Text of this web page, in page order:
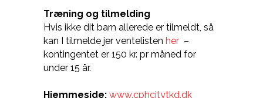
Træning og tilmelding
Hvis ikke dit barn allerede er tilmeldt, så
kan I tilmelde jer ventelisten her –
kontingentet er 150 kr. pr måned for
under 15 år.
Hjemmeside: www.cphcitytkd.dk